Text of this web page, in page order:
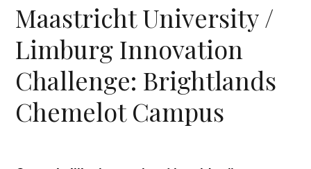
Maastricht University /
Limburg Innovation
Challenge: Brightlands
Chemelot Campus